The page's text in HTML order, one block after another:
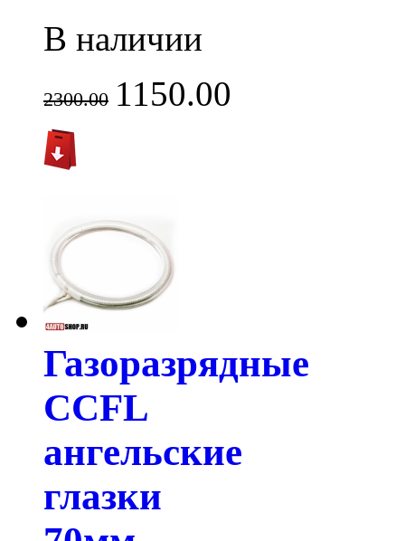
В наличии
2300.00 1150.00
Газоразрядные
CCFL
ангельские
глазки